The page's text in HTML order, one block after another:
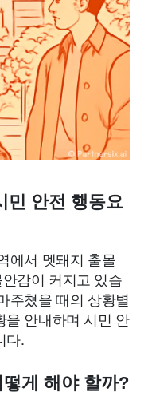
민 안전 행동요
에서 멧돼지 출몰
감이 커지고 있습
주쳤을 때의 상황별
을 안내하며 시민 안
다.
게 해야 할까?